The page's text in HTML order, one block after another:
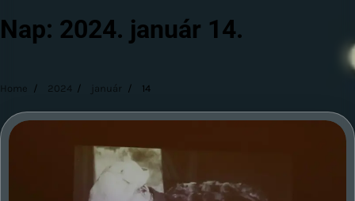
Nap: 2024. január 14.
Home 2024 január 14